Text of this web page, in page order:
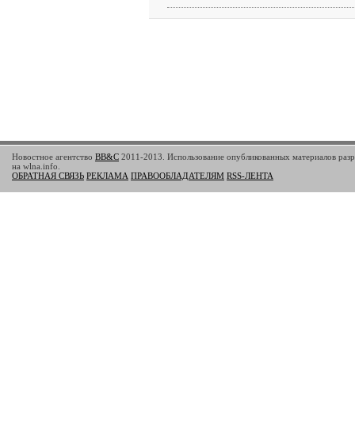
Новостное агентство BB&C 2011-2013. Использование опубликованных материалов
на wlna.info.
ОБРАТНАЯ СВЯЗЬ РЕКЛАМА ПРАВООБЛАДАТЕЛЯМ RSS-ЛЕНТА